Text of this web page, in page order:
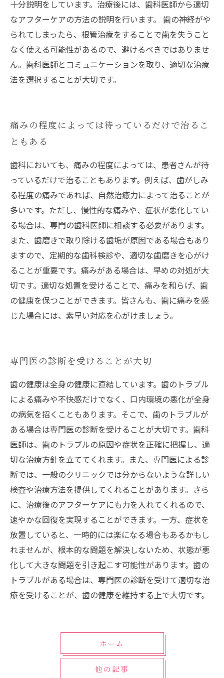
十分説明をしています。治療後には、歯科医師から適切
なアフターケアの方法の説明を行います。 歯の神経がや
られてしまったら、根管治療をすることで歯を失うこと
なく使える可能性があるので、避けるべきではありませ
ん。歯科医師とコミュニケーションを取り、適切な治療
法を選択することが大切です。
痛みの程度によっては待っているだけで治るこ
ともある
歯科においても、痛みの程度によっては、患者さんが待
っているだけで治ることもあります。例えば、歯がしみ
る程度の痛みであれば、自然治癒力によって治ることが
多いです。ただし、慢性的な痛みや、症状が悪化してい
る場合は、専門の歯科医師に相談する必要があります。
また、歯磨きで取り除ける歯垢が原因である場合もあり
ますので、定期的な歯科検診や、適切な歯磨きを心がけ
ることが重要です。痛みがある場合は、早めの対処が大
切です。適切な処置を受けることで、痛みを和らげ、歯
の健康を保つことができます。皆さんも、歯に痛みを感
じた場合には、素早い対応を心がけましょう。
専門医の診断を受けることが大切
歯の健康は全身の健康に直結しています。歯のトラブル
による痛みや不快感だけでなく、口内環境の悪化が全身
の病気を招くこともあります。そこで、歯のトラブルが
ある場合は専門医の診断を受けることが大切です。歯科
医師は、歯のトラブルの原因や症状を正確に把握し、適
切な治療方針を立ててくれます。また、専門医による診
断では、一般のクリニックでは分からないような詳しい
検査や治療方法を提供してくれることがあります。さら
に、治療後のアフターケアにも力を入れてくれるので、
速やかな回復を実現することができます。一方、症状を
放置していると、一時的には楽になる場合もあるかもし
れませんが、根本的な問題を解決しないため、状態が悪
化して大きな問題を引き起こす可能性があります。歯の
トラブルがある場合は、専門医の診断を受けて適切な治
療を受けることが、歯の健康を維持する上で大切です。
ホーム
他の記事